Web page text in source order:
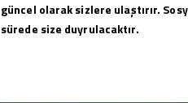
güncel olarak sizlere ulaştırır.
sürede size duyrulacaktır.